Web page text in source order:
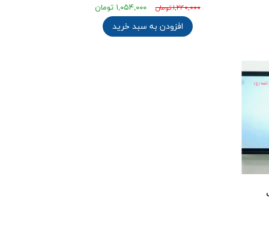
۱,۲۴۰,۰۰۰ تومان ۱,۰۵۴,۰۰۰ تومان
افزودن به سبد خرید